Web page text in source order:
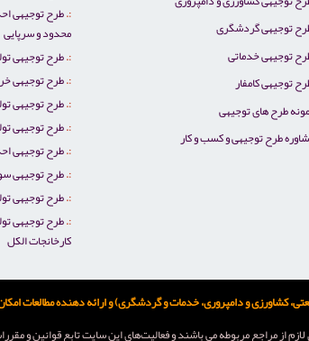
طرح توجیهی
محدود و سرپایی
طرح توجیهی
طرح توجیهی
طرح توجیهی
طرح توجیهی
طرح توجیهی
طرح توجیهی
طرح توجیهی
طرح توجیهی
کارخانجات الکل
توجیهی گردشگری
توجیهی خدماتی
توجیهی کامفار
طرح های توجیهی
طرح توجیهی و کسب و کار
و دامپروری، خدمات و گردشگری) و ارائه دهنده مطالعات
از مراجع مربوطه می باشند و فعاليت‌های اين سايت تابع قوانين و